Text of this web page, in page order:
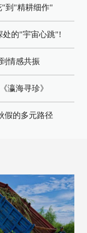
"到"精耕细作"
处的"宇宙心跳"!
情感共振
瀛海寻珍》
假的多元路径